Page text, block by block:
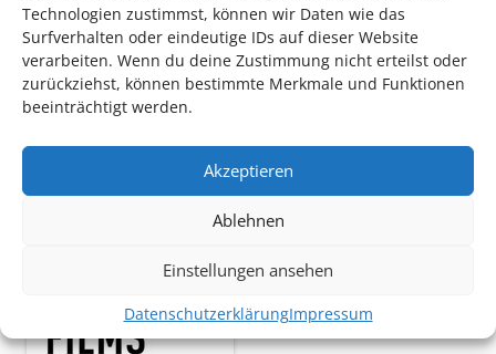
Technologien zustimmst, können wir Daten wie das
Surfverhalten oder eindeutige IDs auf dieser Website
verarbeiten. Wenn du deine Zustimmung nicht erteilst oder
zurückziehst, können bestimmte Merkmale und Funktionen
beeinträchtigt werden.
Akzeptieren
Ablehnen
Einstellungen ansehen
DatenschutzerklärungImpressum
TECHNIK SUPPORT GESUCHT!
Das Kulturparkett freut sich stets überehrenamtliche
Mithilfe im Bereich Technik. Sie haben Interesse? Dann
melden Sie sich unterinfo@kulturparkett-rhein-neckar.de
*KULTURTIPP SOMMERPAUSE: FESTIVAL DES DEUTSCHEN FILMS*